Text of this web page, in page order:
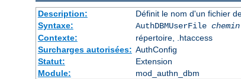
Description:
Définit le nom d'un fichier
Syntaxe:
AuthDBMUserFile
Contexte:
répertoire, .htaccess
Surcharges autorisées: AuthConfig
Statut:
Extension
Module:
mod_authn_dbm